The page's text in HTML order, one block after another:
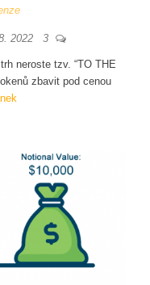
2022 3
neroste tzv. “TO THE
zbavit pod cenou